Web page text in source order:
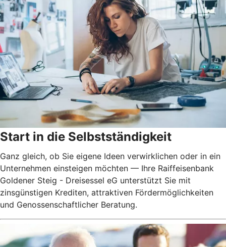
Start in die Selbstständigkeit
Ganz gleich, ob Sie eigene Ideen verwirklichen oder in ein
Unternehmen einsteigen möchten — Ihre Raiffeisenbank
Goldener Steig - Dreisessel eG unterstützt Sie mit
zinsgünstigen Krediten, attraktiven Fördermöglichkeiten
und Genossenschaftlicher Beratung.